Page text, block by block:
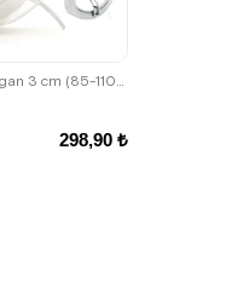
298,90 ₺